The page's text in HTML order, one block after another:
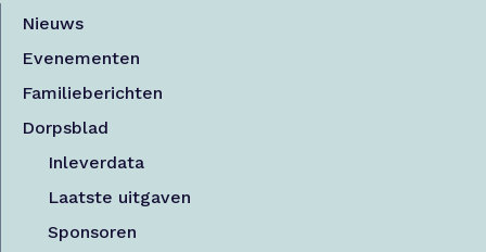
Nieuws
Evenementen
Familieberichten
Dorpsblad
Inleverdata
Laatste uitgaven
Sponsoren